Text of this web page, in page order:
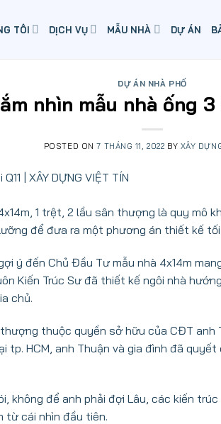
TÔI DỊCH VỤ MẪU NHÀ DỰ ÁN
DỰ ÁN NHÀ PHỐ
nhìn mẫu nhà ống
POSTED ON7 THÁNG 11, 2022 BY XÂY
1 trệt, 2 lầu sân thượng là quy mô
để đưa ra một phương án thiết kế
ý đến Chủ Đầu Tư mẫu nhà 4x14m
Kiến Trúc Sư đã thiết kế ngôi nhà
chủ.
thuộc quyền sở hữu của CĐT anh
tp. HCM, anh Thuận và gia đình đã
không để anh phải đợi Lâu, các kiến
từ cái nhìn đầu tiên.